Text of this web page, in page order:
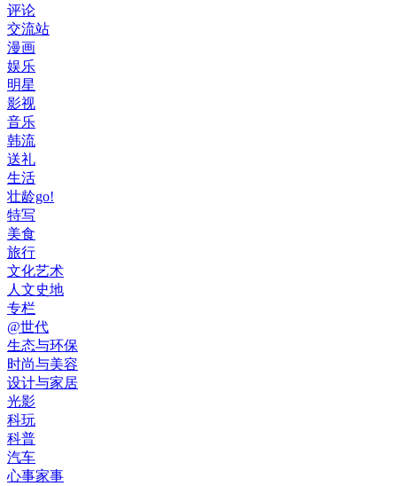
评论
交流站
漫画
娱乐
明星
影视
音乐
韩流
送礼
生活
壮龄go!
特写
美食
旅行
文化艺术
人文史地
专栏
@世代
生态与环保
时尚与美容
设计与家居
光影
科玩
科普
汽车
心事家事